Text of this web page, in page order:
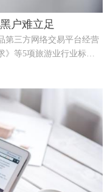
户难立足
第三方网络交易平台经营
》等5项旅游业行业标准
对在线旅游经营服务首